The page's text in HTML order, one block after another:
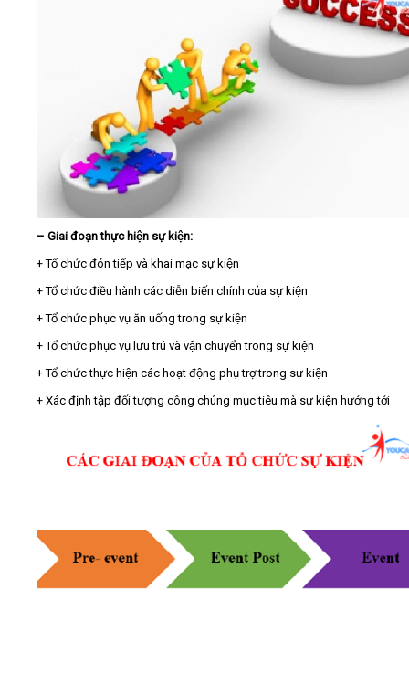
– Giai đoạn thực hiện sự kiện:
+ Tổ chức đón tiếp và khai mạc sự kiện
+ Tổ chức điều hành các diễn biến chính của sự kiện
+ Tổ chức phục vụ ăn uống trong sự kiện
+ Tổ chức phục vụ lưu trú và vận chuyển trong sự kiện
+ Tổ chức thực hiện các hoạt động phụ trợ trong sự kiện
+ Xác định tập đối tượng công chúng mục tiêu mà sự kiện hướng tới